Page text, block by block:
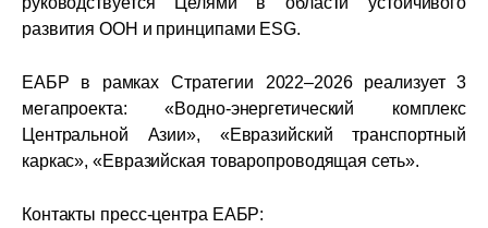
развития ООН и принципами ESG.
ЕАБР в рамках Стратегии 2022–2026 реализует 3
мегапроекта: «Водно-энергетический комплекс
Центральной Азии», «Евразийский транспортный
каркас», «Евразийская товаропроводящая сеть».
Контакты пресс-центра ЕАБР: